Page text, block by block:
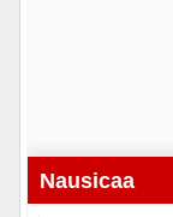
Nausicaa